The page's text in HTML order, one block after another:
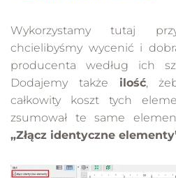
Wykorzystamy tutaj
chcielibyśmy wycenić i
producenta według ich
Dodajemy także ilość,
całkowity koszt tych
zsumował te same
„Złącz identyczne